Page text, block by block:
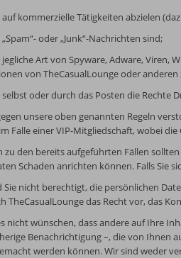
auf kommerzielle Tätigkeiten abzielen
„Spam“- oder „Junk“-Nachrichten sind;
jegliche Art von Spyware, Adware, Viren,
von TheCasualLounge oder anderen
selbst oder durch das Posten die Rechte
unsere oben genannten Regeln
Falle einer VIP-Mitgliedschaft, wobei
zu den bereits aufgeführten Fällen
Schaden anrichten können. Falls Sie
Sie nicht berechtigt, die persönlichen
TheCasualLounge das Recht vor, das
nicht wünschen, dass andere auf Ihre
Benachrichtigung –, die von Ihnen
werden können. Wir sind weder